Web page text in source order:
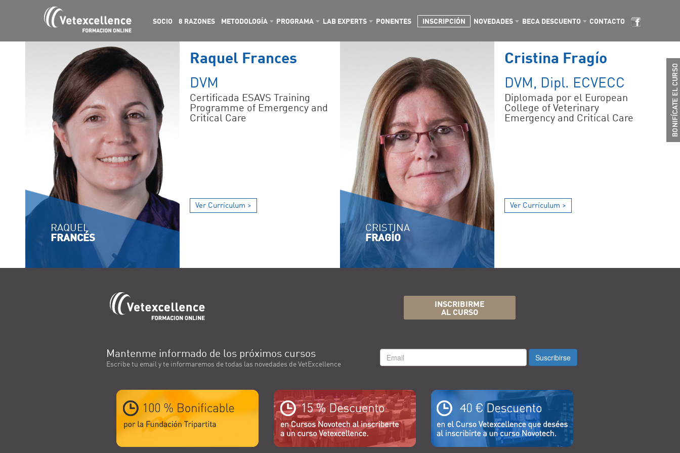
SOCIO 8 RAZONES METODOLOGÍA PROGRAMA LAB EXPERTS PONENTES INSCRIPCIÓN NOVEDADES BECA DESCUENTO CONTACTO
RAQUEL
FRANCÉS
Raquel Frances
DVM
Certificada ESAVS Training
Programme of Emergency and
Critical Care
Ver Currículum >
CRISTINA
FRAGÍO
Cristina Fragío
DVM, Dipl. ECVECC
Diplomada por el European
College of Veterinary
Emergency and Critical Care
Ver Currículum >
INSCRIBIRME
AL CURSO
Mantenme informado de los próximos cursos
Escribe tu email y te informaremos de todas las novedades de VetExcellence
Suscribirse